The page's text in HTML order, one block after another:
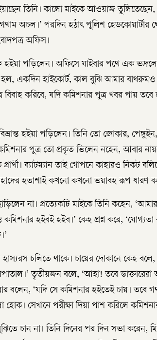
তিনি। কালো মাইকে আওয়াজ
অচল।’ পরদিন হঠাৎ পুলিশ হেডকোয়ার্টার
অফিস।
হইয়া পড়িলেন। অফিসে যাইবার পথে এক
একদিন হাইকোর্ট, কাল বুঝি আমার বাথরুমও
বিবাহ করিবে, যদি কমিশনার পুত্র খবর পায়
হইয়া পড়িলেন। তিনি তো জোকার,
কমিশনার পুত্র তো প্রকৃত ভিলেন নহেন, আবার
ব্যাটম্যান তাই গোপনে কাহারও নিকট
হতাশাই কখনো কখনো ভয়াবহ রূপ ধারণ
না। প্রত্যেকটি মাইকে তিনি কহেন,
হইবই হইব।’ কেহ প্রশ্ন করে, ‘যোগ্যতা
হাস্যরস চলিতে থাকে। চায়ের দোকানে কেহ
তৃতীয়জন বলে, ‘আহা! তবে
বলেন, ‘যদি সে কমিশনার হইতেই চায়। তবে
হোক। সেখানে পরীক্ষা দিয়া পাশ করিলে
চান না। তিনি দিনের পর দিন সভা করেন,